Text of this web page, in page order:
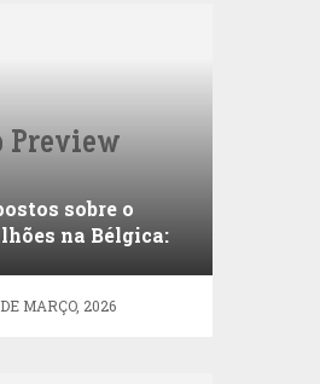
sobre o
na Bélgica:
MARÇO, 2026